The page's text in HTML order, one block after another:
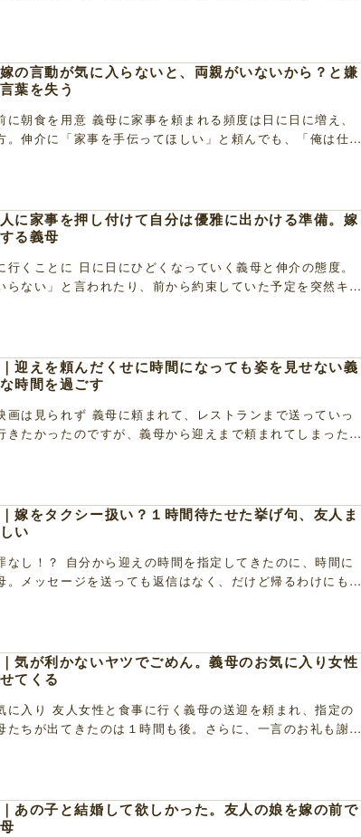
の言動が気に入らないと、両親がいないから？と嫌
葉を失う
朝食を用意 義母に家事を頼まれる頻度は日に日に増え、
。伸介に「家事を手伝ってほしい」と頼んでも、「俺は仕事
に家事を押し付けて自分は優雅に出かける準備。嫁
る義母
くことに 日に日にひどくなっていく義母と伸介の態度。
らない」と言われたり、前から約束していた予定を突然キャ
迎えを頼んだくせに時間になっても姿を見せない義
時間を過ごす
画は見られず 義母に頼まれて、レストランまで送っていっ
きたかったのですが、義母から迎えまで頼まれてしまったの
嫁をタクシー扱い？１時間待たせた挙げ句、友人ま
い
なし！？ 自分から迎えの時間を指定してきたのに、時間に
。メッセージを送っても返信はなく、だけど帰るわけにもい
気が利かないヤツでごめん。義母のお気に入り女性
てくる
に入り 友人女性と食事に行く義母の送迎を頼まれ、指定の
たちが出てきたのは１時間も後。さらに、一言のお礼も謝罪
あの子と結婚して欲しかった。友人の娘を嫁の前で